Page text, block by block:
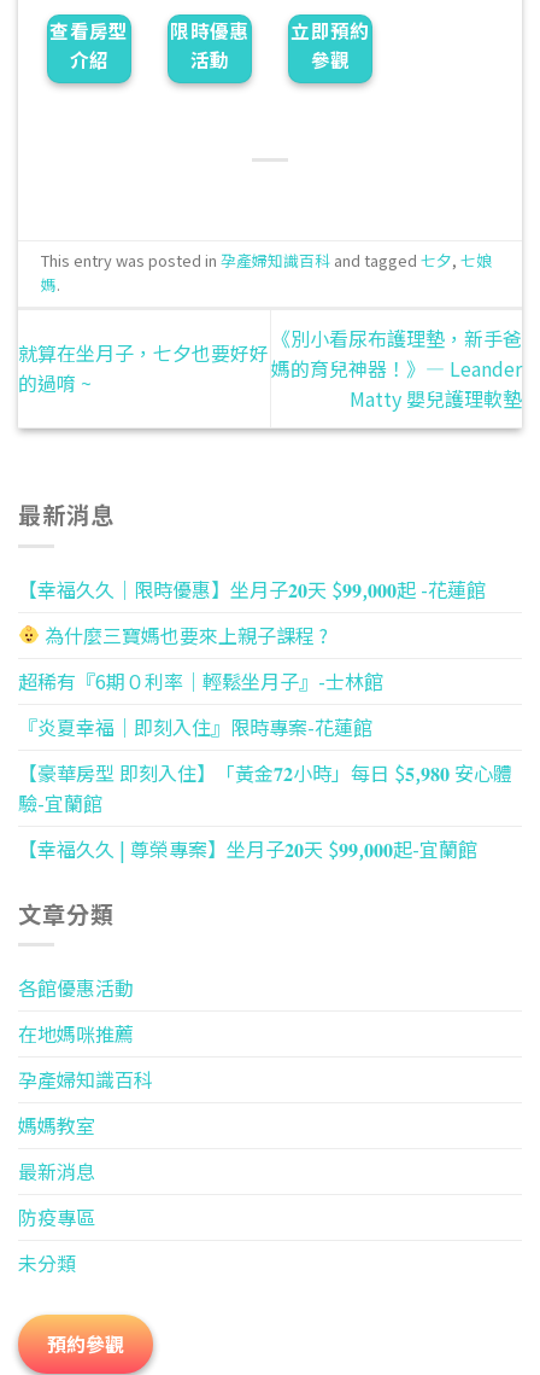
查看房型
介紹
限時優惠
活動
立即預約
參觀
This entry was posted in孕產婦知識百科 and tagged七夕,七娘
媽.
就算在坐月子，七夕也要好好
的過唷 ~
《別小看尿布護理墊，新手爸
媽的育兒神器！》— Leander
Matty 嬰兒護理軟墊
最新消息
【幸福久久｜限時優惠】坐月子𝟐𝟎天 $𝟗𝟗,𝟎𝟎𝟎起 -花蓮館
為什麼三寶媽也要來上親子課程 ?
超稀有『6期０利率｜輕鬆坐月子』-士林館
『炎夏幸福｜即刻入住』限時專案-花蓮館
【豪華房型 即刻入住】「黃金𝟕𝟐小時」每日 $𝟓,𝟗𝟖𝟎 安心體
驗-宜蘭館
【幸福久久 | 尊榮專案】坐月子𝟐𝟎天 $𝟗𝟗,𝟎𝟎𝟎起-宜蘭館
文章分類
各館優惠活動
在地媽咪推薦
孕產婦知識百科
媽媽教室
最新消息
防疫專區
未分類
預約參觀